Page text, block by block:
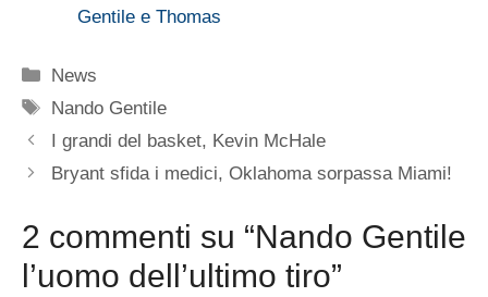
Gentile e Thomas
Categorie
News
Tag
Nando Gentile
I grandi del basket, Kevin McHale
Bryant sfida i medici, Oklahoma sorpassa Miami!
2 commenti su “Nando Gentile
l’uomo dell’ultimo tiro”